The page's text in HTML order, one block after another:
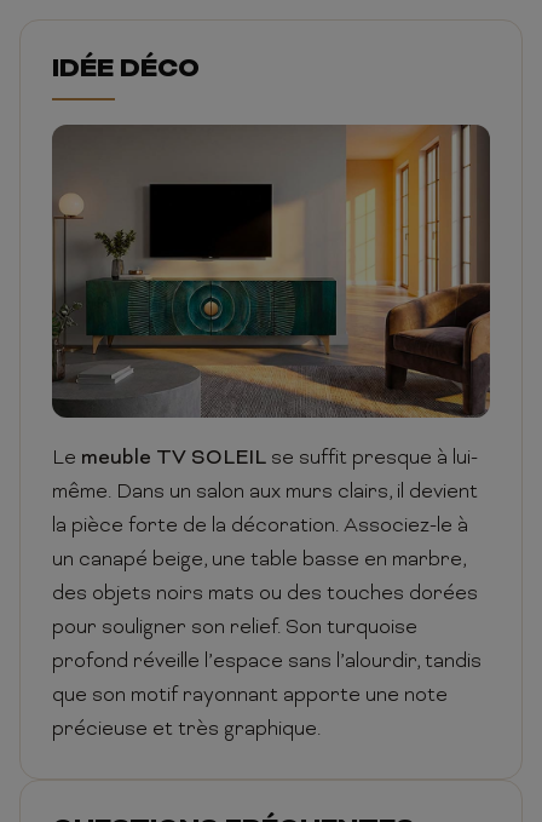
IDÉE DÉCO
Le meuble TV SOLEIL se suffit presque à lui-
même. Dans un salon aux murs clairs, il devient
la pièce forte de la décoration. Associez-le à
un canapé beige, une table basse en marbre,
des objets noirs mats ou des touches dorées
pour souligner son relief. Son turquoise
profond réveille l’espace sans l’alourdir, tandis
que son motif rayonnant apporte une note
précieuse et très graphique.